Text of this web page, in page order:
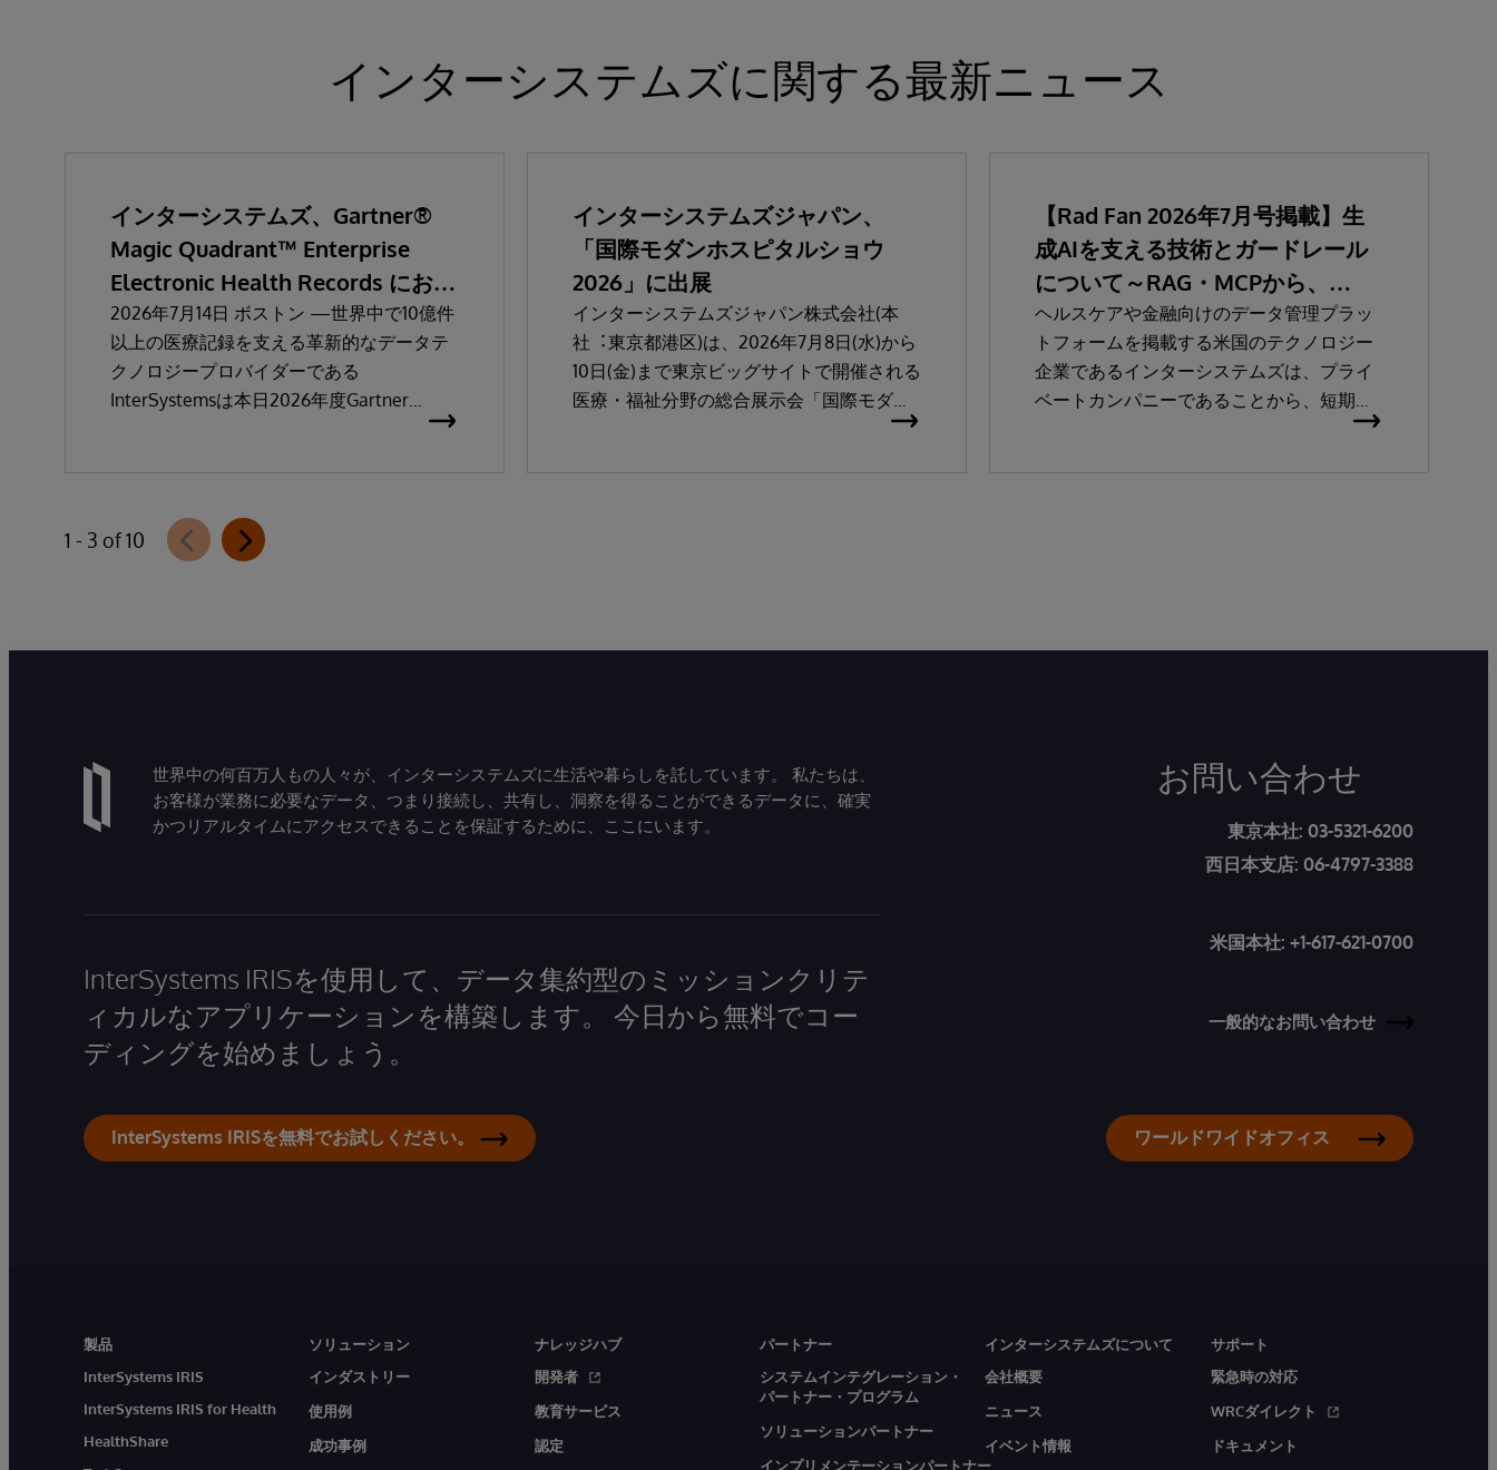
インターシステムズに関する最新ニュース
インターシステムズ、Gartner®
Magic Quadrant™ Enterprise
Electronic Health Records におい
て「リーダー」と評価される
2026年7月14日 ボストン —世界中で10億件
以上の医療記録を支える革新的なデータテ
クノロジープロバイダーである
InterSystemsは本日2026年度Gartner
Magic Quadrant ：Enterprise Electronic
れたことを発表しました。
インターシステムズジャパン、
「国際モダンホスピタルショウ
2026」に出展
インターシステムズジャパン株式会社(本
社︓東京都港区)は、2026年7⽉8⽇(⽔)から
10⽇(⾦)まで東京ビッグサイトで開催される
医療・福祉分野の総合展⽰会「国際モダン
ホスピタルショウ2026」に出展します。
【Rad Fan 2026年7月号掲載】生
成AIを支える技術とガードレール
について～RAG・MCPから、
SaMD認証、関連法規まで～
ヘルスケアや金融向けのデータ管理プラッ
トフォームを掲載する米国のテクノロジー
企業であるインターシステムズは、プライ
ベートカンパニーであることから、短期的
な利益より「顧客ファースト」を重視する
1 - 3 of 10
世界中の何百万人もの人々が、インターシステムズに生活や暮らしを託しています。 私たちは、
お客様が業務に必要なデータ、つまり接続し、共有し、洞察を得ることができるデータに、確実
かつリアルタイムにアクセスできることを保証するために、ここにいます。
InterSystems IRISを使用して、データ集約型のミッションクリテ
ィカルなアプリケーションを構築します。 今日から無料でコー
ディングを始めましょう。
InterSystems IRISを無料でお試しください。
お問い合わせ
東京本社: 03-5321-6200
西日本支店: 06-4797-3388
米国本社: +1-617-621-0700
一般的なお問い合わせ
ワールドワイドオフィス
製品
InterSystems IRIS
InterSystems IRIS for Health
HealthShare
ソリューション
インダストリー
使用例
成功事例
ナレッジハブ
開発者
教育サービス
認定
パートナー
システムインテグレーション・
パートナー・プログラム
ソリューションパートナー
インプリメンテーションパートナー
インターシステムズについて
会社概要
ニュース
イベント情報
サポート
緊急時の対応
WRCダイレクト
ドキュメント